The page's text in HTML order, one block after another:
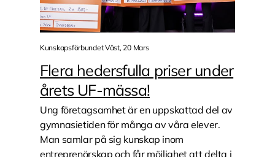
Kunskapsförbundet Väst, 20 Mars
Flera hedersfulla priser under
årets UF-mässa!
Ung företagsamhet är en uppskattad del av
gymnasietiden för många av våra elever.
Man samlar på sig kunskap inom
entreprenörskap och får möjlighet att delta i